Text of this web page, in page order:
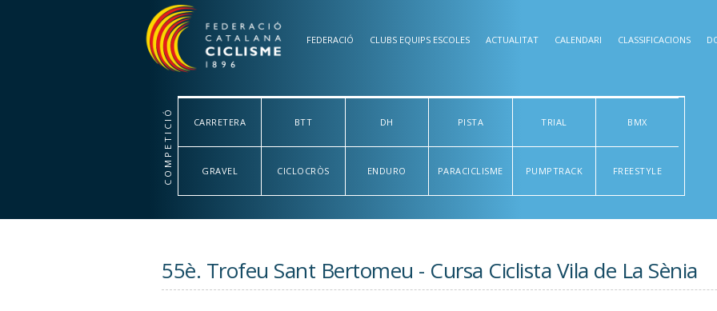
FEDERACIÓ CLUBS EQUIPS ESCOLES ACTUALITAT CALENDARI CLASSIFICACIONS
COMPETICIÓ CARRETERA BTT DH PISTA TRIAL BMX
GRAVEL CICLOCRÒS ENDURO PARACICLISME PUMPTRACK FREESTYLE
55è. Trofeu Sant Bertomeu - Cursa Ciclista Vila de La Sènia